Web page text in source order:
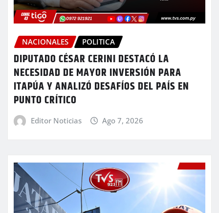
NACIONALES POLITICA
DIPUTADO CÉSAR CERINI DESTACÓ LA
NECESIDAD DE MAYOR INVERSIÓN PARA
ITAPÚA Y ANALIZÓ DESAFÍOS DEL PAÍS EN
PUNTO CRÍTICO
Editor Noticias Ago 7, 2026